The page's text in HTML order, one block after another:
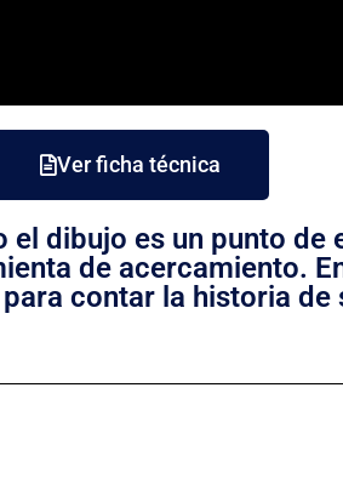
Ver ficha técnica
dibujo es un punto de
de acercamiento.
contar la historia